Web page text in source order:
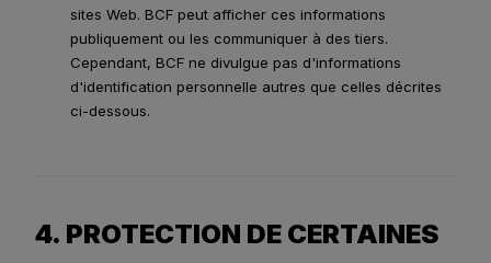
sites Web. BCF peut afficher ces informations
publiquement ou les communiquer à des tiers.
Cependant, BCF ne divulgue pas d'informations
d'identification personnelle autres que celles décrites
ci-dessous.
4. PROTECTION DE CERTAINES